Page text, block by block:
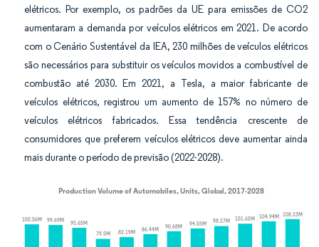
elétricos. Por exemplo, os padrões da UE para emissões de CO2
aumentaram a demanda por veículos elétricos em 2021. De acordo
com o Cenário Sustentável da IEA, 230 milhões de veículos elétricos
são necessários para substituir os veículos movidos a combustível de
combustão até 2030. Em 2021, a Tesla, a maior fabricante de
veículos elétricos, registrou um aumento de 157% no número de
veículos elétricos fabricados. Essa tendência crescente de
consumidores que preferem veículos elétricos deve aumentar ainda
mais durante o período de previsão (2022-2028).